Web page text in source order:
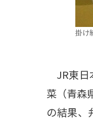
掛け
JR東日
菜（青森
の結果、